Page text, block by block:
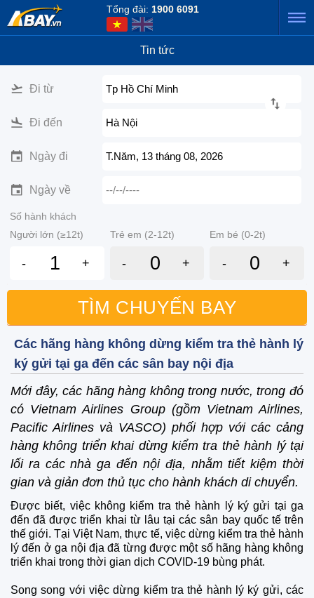
Tổng đài: 1900 6091
Tin tức
Đi từ Tp Hồ Chí Minh
Đi đến Hà Nội
Ngày đi T.Năm, 13 tháng 08, 2026
Ngày về --/--/----
Số hành khách
Người lớn (≥12t)
Trẻ em (2-12t) Em bé (0-2t)
- + - + - +
TÌM CHUYẾN BAY
Các hãng hàng không dừng kiểm tra thẻ hành lý
ký gửi tại ga đến các sân bay nội địa
Mới đây, các hãng hàng không trong nước, trong đó
có Vietnam Airlines Group (gồm Vietnam Airlines,
Pacific Airlines và VASCO) phối hợp với các cảng
hàng không triển khai dừng kiểm tra thẻ hành lý tại
lối ra các nhà ga đến nội địa, nhằm tiết kiệm thời
gian và giản đơn thủ tục cho hành khách di chuyển.
Được biết, việc không kiểm tra thẻ hành lý ký gửi tại ga
đến đã được triển khai từ lâu tại các sân bay quốc tế trên
thế giới. Tại Việt Nam, thực tế, việc dừng kiểm tra thẻ hành
lý đến ở ga nội địa đã từng được một số hãng hàng không
triển khai trong thời gian dịch COVID-19 bùng phát.
Song song với việc dừng kiểm tra thẻ hành lý ký gửi, các